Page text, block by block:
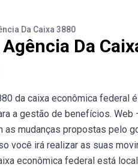
Da Caixa 3880
Da
da caixa econômica federal
a gestão de benefícios.
as mudanças propostas pelo
você irá realizar as suas
econômica federal está